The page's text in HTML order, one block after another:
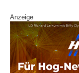
Anzeige